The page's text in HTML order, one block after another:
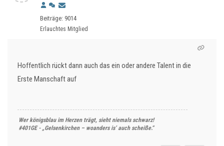
Beiträge: 9014
Erlauchtes Mitglied
Hoffentlich rückt dann auch das ein oder andere Talent in die
Erste Manschaft auf
Wer königsblau im Herzen trägt, sieht niemals schwarz!
#401GE - „Gelsenkirchen – woanders is’ auch scheiße.“